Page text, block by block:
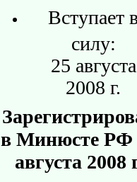
Вступает
силу:
25 августа
2008 г.
в Минюсте РФ
августа 2008